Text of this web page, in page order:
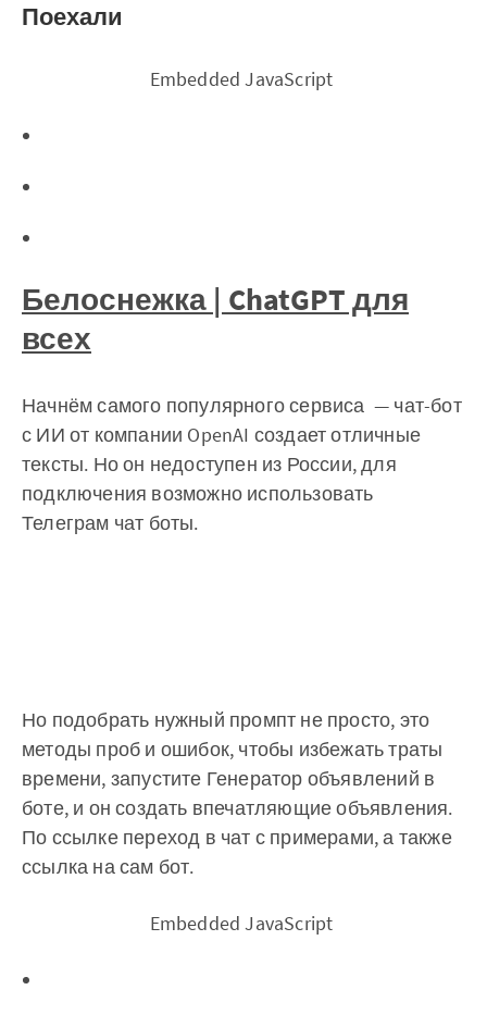
Поехали
‌ Embedded JavaScript
Белоснежка | ChatGPT для
всех
Начнём самого популярного сервиса — чат-бот
с ИИ от компании OpenAI создает отличные
тексты. Но он недоступен из России, для
подключения возможно использовать
Телеграм чат боты.
Но подобрать нужный промпт не просто, это
методы проб и ошибок, чтобы избежать траты
времени, запустите Генератор объявлений в
боте, и он создать впечатляющие объявления.
По ссылке переход в чат с примерами, а также
ссылка на сам бот.
‌ Embedded JavaScript